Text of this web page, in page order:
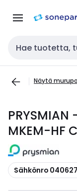
navigointiin
Haku
Näytä
MKEM-HF
Kopioi
Sähkönro